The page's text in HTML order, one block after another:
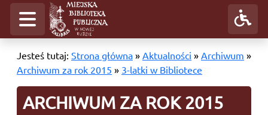
Jesteś tutaj: Strona główna » Aktualności » Archiwum »
Archiwum za rok 2015 » 3-latki w Bibliotece
ARCHIWUM ZA ROK 2015